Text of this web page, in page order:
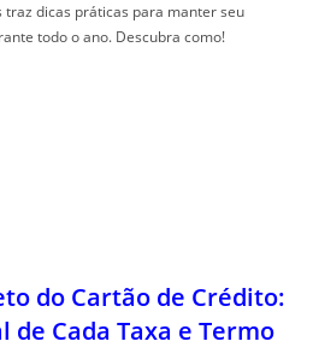
dicas práticas para manter seu
todo o ano. Descubra como!
do Cartão de Crédito:
de Cada Taxa e Termo